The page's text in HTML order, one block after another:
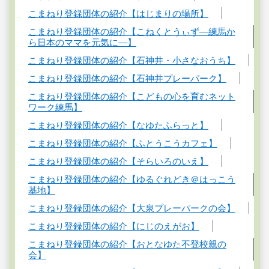
こまねり登録団体の紹介【はじまりの場所】
こまねり登録団体の紹介【こねくとうぃず―練馬か
ら日本のママを元気に―】
こまねり登録団体の紹介【石神井・小さなおうち】
こまねり登録団体の紹介【石神井プレーパーク】
こまねり登録団体の紹介【こどもの心を育むネット
ワーク練馬】
こまねり登録団体の紹介【なゆたふらっと】
こまねり登録団体の紹介【ふとうこうカフェ】
こまねり登録団体の紹介【そらいろのいえ】
こまねり登録団体の紹介【ゆるぐれどき＠はっこう
基地】
こまねり登録団体の紹介【大泉プレーパークの会】
こまねり登録団体の紹介【にじのえがお】
こまねり登録団体の紹介【おとなゆた不登校親の
会】